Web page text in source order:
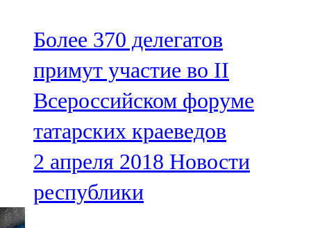
102,6 FM
Чирмешән
107,7 FM
Чистай
103,0 FM
Чүпрәле
Более 370 делегатов
примут участие во II
Всероссийском форуме
татарских краеведов
2 апреля 2018 Новости
республики